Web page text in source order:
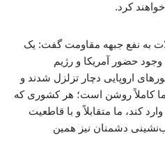
کرد.
به نفع جبهه مقاومت گفت: یک
حضور آمریکا و رژیم
اروپایی دچار تزلزل شدند و
کاملاً روشن است؛ هر کشوری که
کند، ما متقابلاً و با قاطعیت
دشمنان نیز همین